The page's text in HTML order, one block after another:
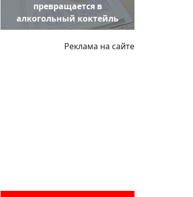
превращается в
алкогольный коктейль
Реклама на сайте